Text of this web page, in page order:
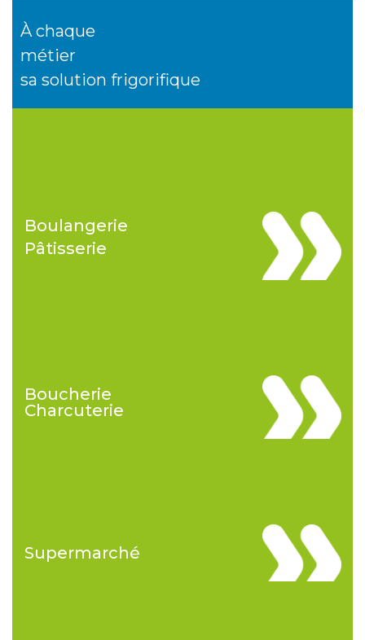
À chaque
métier
sa solution frigorifique
Boulangerie
Pâtisserie
Boucherie
Charcuterie
Supermarché